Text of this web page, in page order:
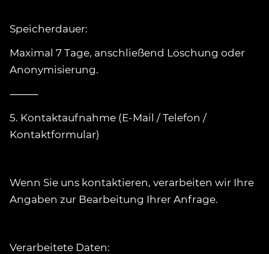
Speicherdauer:
Maximal 7 Tage, anschließend Löschung oder
Anonymisierung.
⸻
5. Kontaktaufnahme (E-Mail / Telefon /
Kontaktformular)
Wenn Sie uns kontaktieren, verarbeiten wir Ihre
Angaben zur Bearbeitung Ihrer Anfrage.
Verarbeitete Daten: